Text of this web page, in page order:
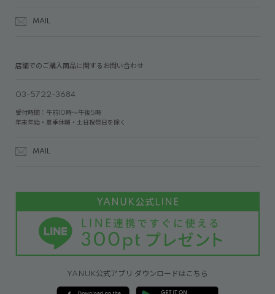
MAIL
店舗でのご購入商品に関するお問い合わせ
03-5722-3684
受付時間：午前10時～午後5時
年末年始・夏季休暇・土日祝祭日を除く
MAIL
YANUK公式アプリ ダウンロードはこちら